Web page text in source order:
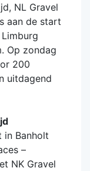
NL Gravel
aan de start
Op zondag
200
uitdagend
in Banholt
–
NK Gravel